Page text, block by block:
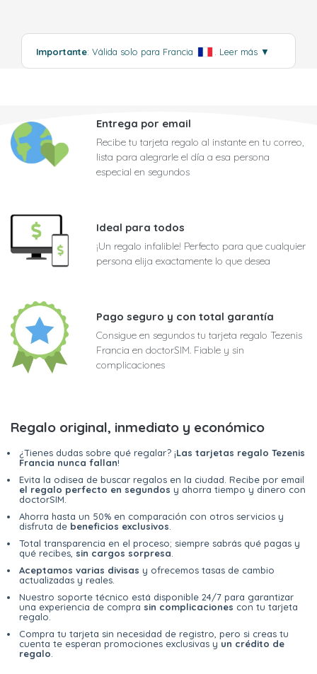
Importante: Válida solo para Francia Leer más ▼
Entrega por email
Recibe tu tarjeta regalo al instante en tu correo,
lista para alegrarle el día a esa persona
especial en segundos
Ideal para todos
¡Un regalo infalible! Perfecto para que cualquier
persona elija exactamente lo que desea
Pago seguro y con total garantía
Consigue en segundos tu tarjeta regalo Tezenis
Francia en doctorSIM. Fiable y sin
complicaciones
Regalo original, inmediato y económico
¿Tienes dudas sobre qué regalar? ¡Las tarjetas regalo Tezenis
Francia nunca fallan!
Evita la odisea de buscar regalos en la ciudad. Recibe por email
el regalo perfecto en segundos y ahorra tiempo y dinero con
doctorSIM.
Ahorra hasta un 50% en comparación con otros servicios y
disfruta de beneficios exclusivos
Total transparencia en el proceso; siempre sabrás qué pagas y
qué recibes, sin cargos sorpresa
Aceptamos varias divisas y ofrecemos tasas de cambio
actualizadas y reales.
Nuestro soporte técnico está disponible 24/7 para garantizar
una experiencia de compra sin complicaciones con tu tarjeta
regalo.
Compra tu tarjeta sin necesidad de registro, pero si creas tu
cuenta te esperan promociones exclusivas yun crédito de
regalo